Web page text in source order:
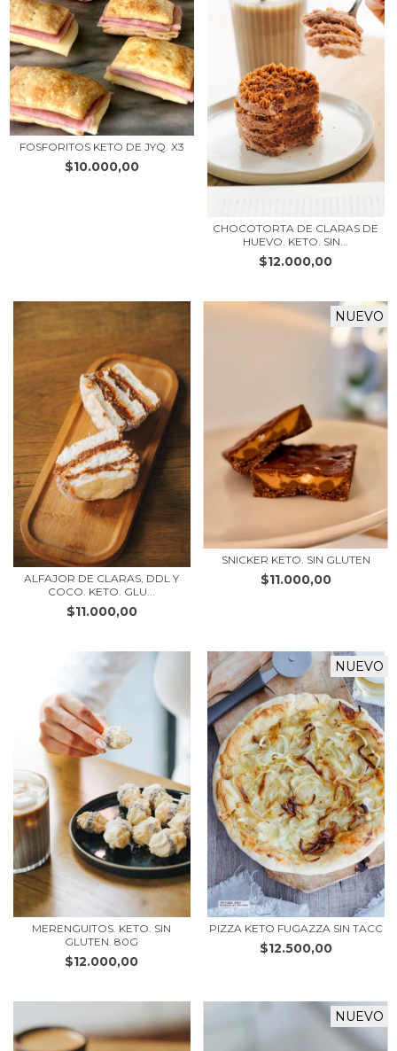
FOSFORITOS KETO DE JYQ. X3
$10.000,00
CHOCOTORTA DE CLARAS DE
HUEVO. KETO. SIN...
$12.000,00
ALFAJOR DE CLARAS, DDL Y
COCO. KETO. GLU...
$11.000,00
NUEVO
SNICKER KETO. SIN GLUTEN
$11.000,00
MERENGUITOS. KETO. SIN
GLUTEN. 80G
$12.000,00
NUEVO
PIZZA KETO FUGAZZA SIN TACC
$12.500,00
NUEVO